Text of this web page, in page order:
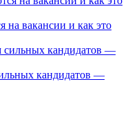
на вакансии и как это
кандидатов —